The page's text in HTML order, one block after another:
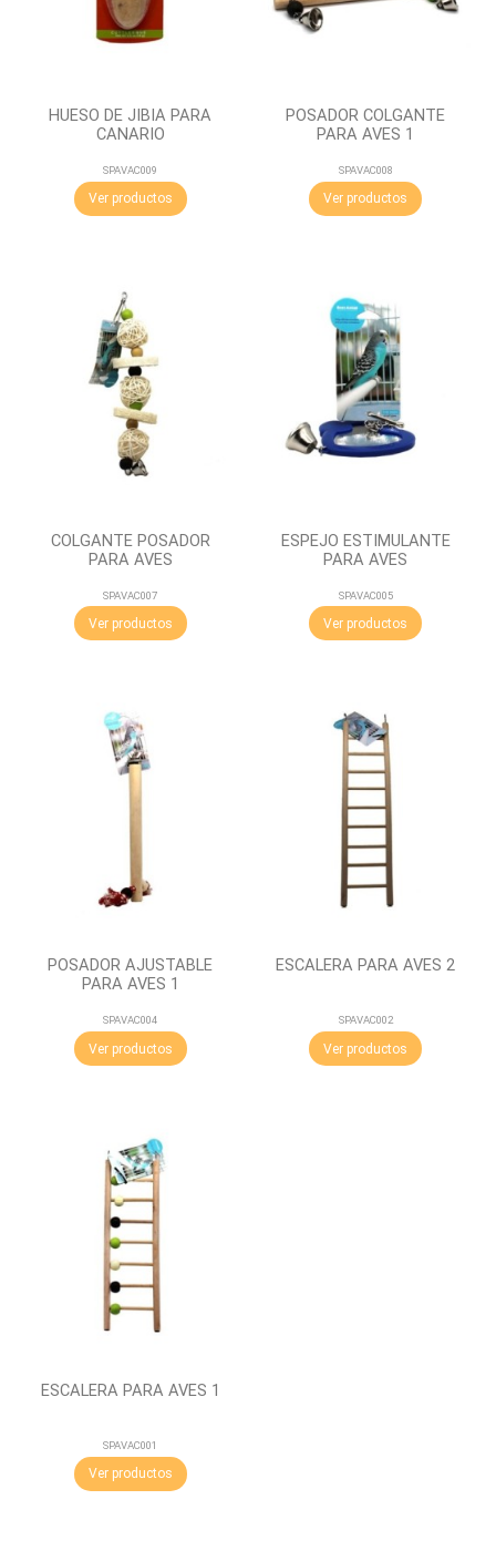
HUESO DE JIBIA PARA
CANARIO
SPAVAC009
Ver productos
POSADOR COLGANTE
PARA AVES 1
SPAVAC008
Ver productos
COLGANTE POSADOR
PARA AVES
SPAVAC007
Ver productos
ESPEJO ESTIMULANTE
PARA AVES
SPAVAC005
Ver productos
POSADOR AJUSTABLE
PARA AVES 1
SPAVAC004
Ver productos
ESCALERA PARA AVES 2
SPAVAC002
Ver productos
ESCALERA PARA AVES 1
SPAVAC001
Ver productos